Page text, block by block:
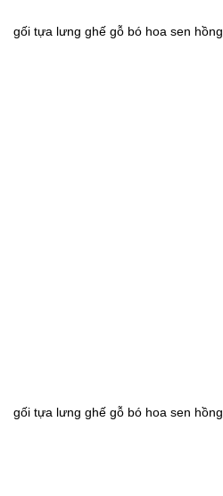
gối tựa lưng ghế gỗ bó hoa sen hồng
gối tựa lưng ghế gỗ bó hoa sen hồng